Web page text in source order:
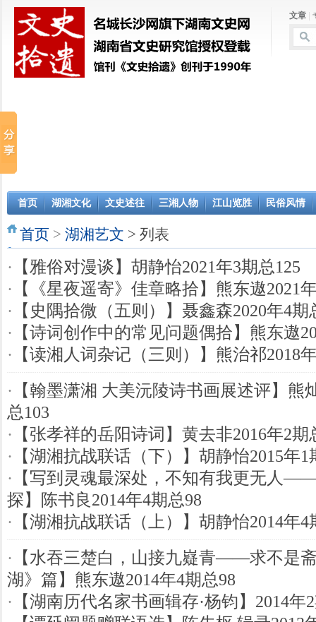
文章
首页 湖湘文化 文史述往 三湘人物 江山览胜 民俗风情
首页 > 湖湘艺文 > 列表
· 【雅俗对漫谈】胡静怡2021年3期总125
· 【《星夜遥寄》佳章略拾】熊东遨2021
· 【史隅拾微（五则）】聂鑫森2020年4期
· 【诗词创作中的常见问题偶拾】熊东遨
· 【读湘人词杂记（三则）】熊治祁2018
· 【翰墨潇湘 大美沅陵诗书画展述评】熊
总103
· 【张孝祥的岳阳诗词】黄去非2016年2期
· 【湖湘抗战联话（下）】胡静怡2015年1
· 【写到灵魂最深处，不知有我更无人
探】陈书良2014年4期总98
· 【湖湘抗战联话（上）】胡静怡2014年4
· 【水吞三楚白，山接九嶷青——求不是
湖》篇】熊东遨2014年4期总98
· 【湖南历代名家书画辑存·杨钧】2014年